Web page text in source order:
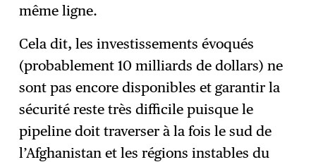
même ligne.
Cela dit, les investissements évoqués
(probablement 10 milliards de dollars) ne
sont pas encore disponibles et garantir la
sécurité reste très difficile puisque le
pipeline doit traverser à la fois le sud de
l’Afghanistan et les régions instables du